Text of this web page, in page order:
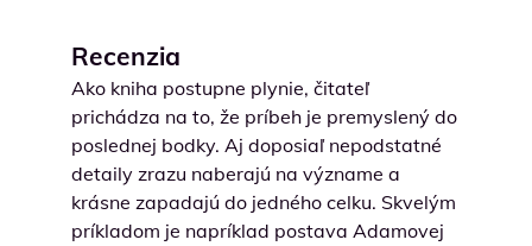
Recenzia
Ako kniha postupne plynie, čitateľ
prichádza na to, že príbeh je premyslený do
poslednej bodky. Aj doposiaľ nepodstatné
detaily zrazu naberajú na význame a
krásne zapadajú do jedného celku. Skvelým
príkladom je napríklad postava Adamovej